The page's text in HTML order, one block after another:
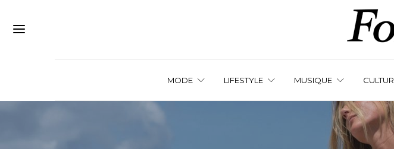
MODE LIFESTYLE MUSIQUE